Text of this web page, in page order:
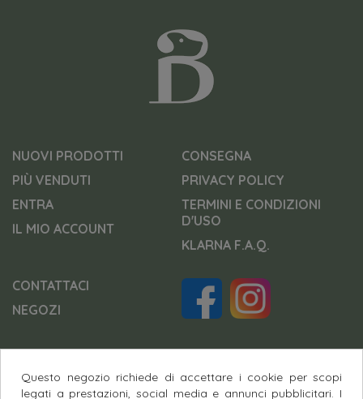
NUOVI PRODOTTI
PIÙ VENDUTI
ENTRA
IL MIO ACCOUNT
CONSEGNA
PRIVACY POLICY
TERMINI E CONDIZIONI
D'USO
KLARNA F.A.Q.
CONTATTACI
NEGOZI
Pagamenti Sicuri
Questo negozio richiede di accettare i cookie per scopi
legati a prestazioni, social media e annunci pubblicitari. I